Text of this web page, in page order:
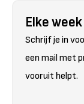
Elke
Schrijf je in
een mail met
vooruit helpt.